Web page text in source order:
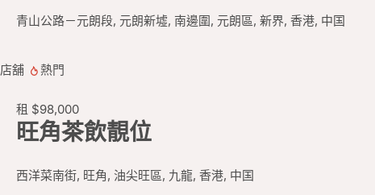
青山公路－元朗段, 元朗新墟, 南邊圍, 元朗區, 新界, 香港, 中国
店舖 熱門
租 $98,000
旺角茶飲靚位
西洋菜南街, 旺角, 油尖旺區, 九龍, 香港, 中国